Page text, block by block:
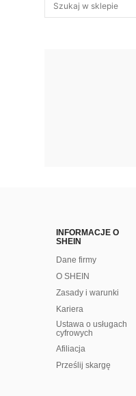
INFORMACJE O
SHEIN
Dane firmy
O SHEIN
Zasady i warunki
Kariera
Ustawa o usługach
cyfrowych
Afiliacja
Prześlij skargę